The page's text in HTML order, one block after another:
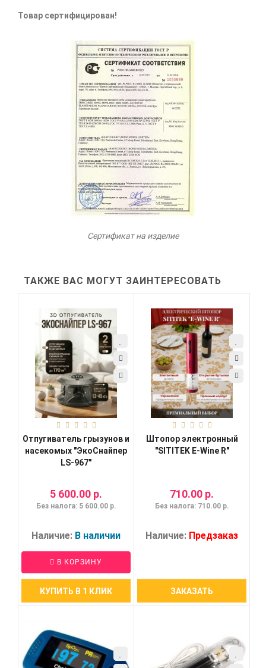
Товар сертифицирован!
Сертификат на изделие
ТАКЖЕ ВАС МОГУТ ЗАИНТЕРЕСОВАТЬ
Отпугиватель грызунов и
насекомых "ЭкоСнайпер
LS-967"
5 600.00 р.
Без налога: 5 600.00 р.
Наличие: В наличии
В КОРЗИНУ
КУПИТЬ В 1 КЛИК
Штопор электронный
"SITITEK E-Wine R"
710.00 р.
Без налога: 710.00 р.
Наличие: Предзаказ
ЗАКАЗАТЬ